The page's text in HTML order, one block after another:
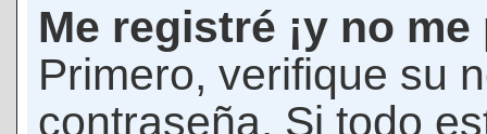
Me registré ¡y no
Primero, verifique su
contraseña. Si todo